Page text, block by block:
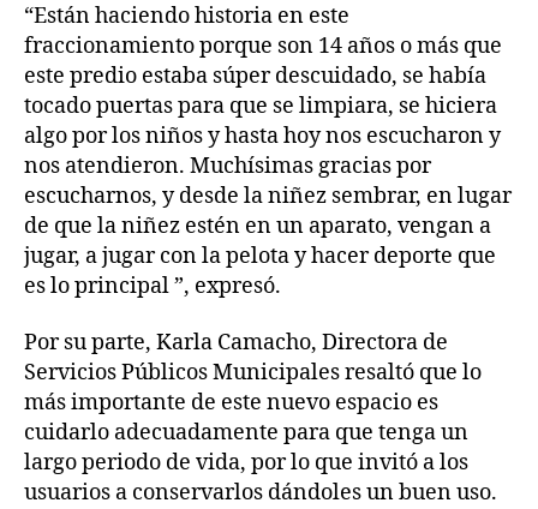
“Están haciendo historia en este
fraccionamiento porque son 14 años o más que
este predio estaba súper descuidado, se había
tocado puertas para que se limpiara, se hiciera
algo por los niños y hasta hoy nos escucharon y
nos atendieron. Muchísimas gracias por
escucharnos, y desde la niñez sembrar, en lugar
de que la niñez estén en un aparato, vengan a
jugar, a jugar con la pelota y hacer deporte que
es lo principal ”, expresó.
Por su parte, Karla Camacho, Directora de
Servicios Públicos Municipales resaltó que lo
más importante de este nuevo espacio es
cuidarlo adecuadamente para que tenga un
largo periodo de vida, por lo que invitó a los
usuarios a conservarlos dándoles un buen uso.